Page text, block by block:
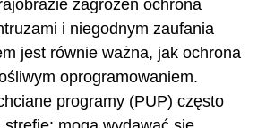
zagrożeń ochrona
i niegodnym zaufania
jest równie ważna, jak ochrona
oprogramowaniem.
programy (PUP) często